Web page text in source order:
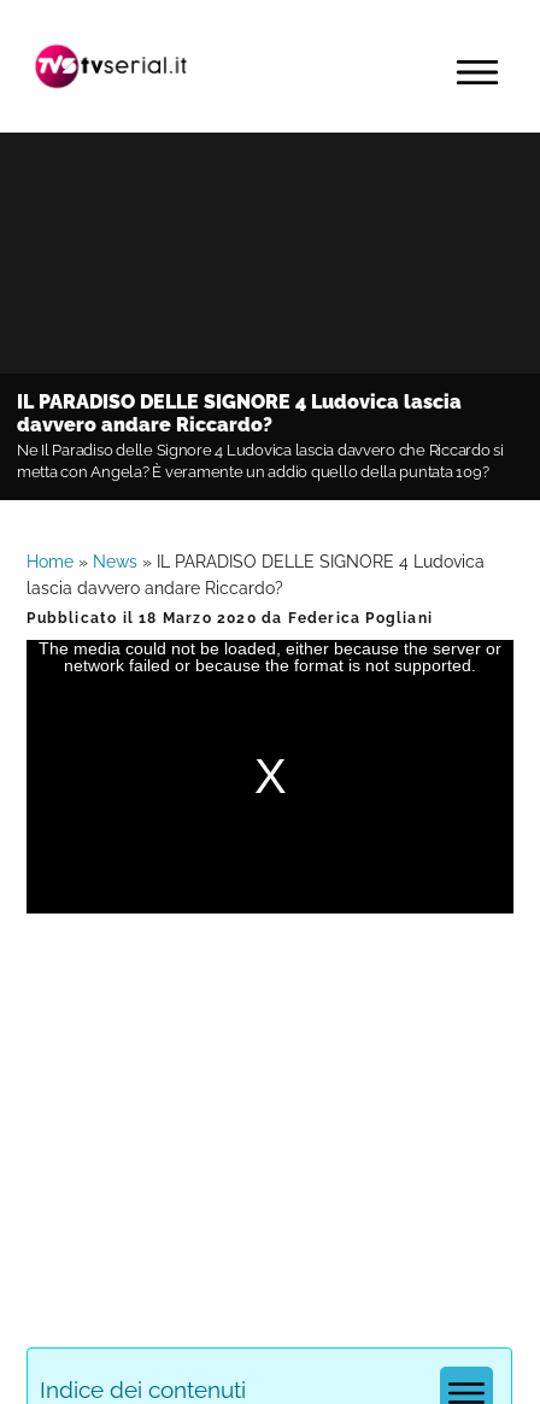
navigazione
contenuto
barra
primaria
MENU
IL PARADISO DELLE SIGNORE 4 Ludovica lascia
davvero andare Riccardo?
Ne Il Paradiso delle Signore 4 Ludovica lascia davvero che Riccardo si
metta con Angela? È veramente un addio quello della puntata 109?
Home » News »
IL PARADISO DELLE SIGNORE 4 Ludovica
lascia davvero andare Riccardo?
Pubblicato il18 Marzo 2020 da Federica Pogliani
The media could not be loaded, either because the server or
network failed or because the format is not supported.
Indice dei contenuti